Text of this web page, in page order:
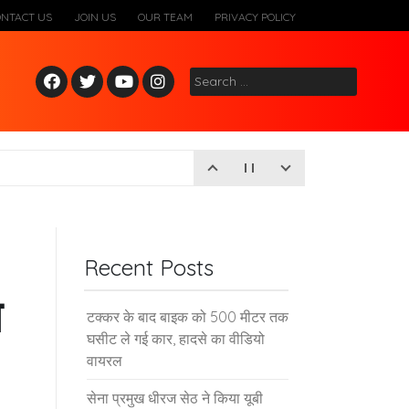
US JOIN US OUR TEAM PRIVACY POLICY
Fac
ebo
Twitt
er
Yout
ube
Inst
agr
Search
for:
Recent Posts
टक्कर के बाद बाइक को 500 मीटर तक
घसीट ले गई कार, हादसे का वीडियो
वायरल
सेना प्रमुख धीरज सेठ ने किया यूबी